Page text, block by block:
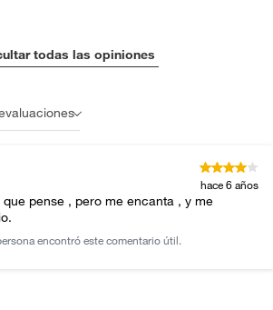
todas las opiniones
hace 6 años
pense , pero me encanta , y me
encontró este comentario útil.